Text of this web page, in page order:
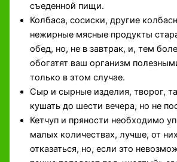
съеденной пищи.
Колбаса, сосиски, другие
нежирные мясные продукты
обед, но, не в завтрак, и, тем
обогатят ваш организм
только в этом случае.
Сыр и сырные изделия, творог,
кушать до шести вечера, но не
Кетчуп и пряности необходимо
малых количествах, лучше, от
отказаться, но, если это